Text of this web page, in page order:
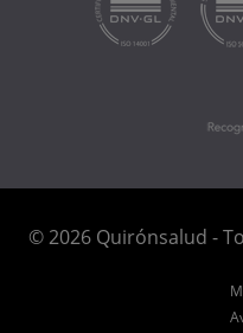
© 2026 Quirónsalud -